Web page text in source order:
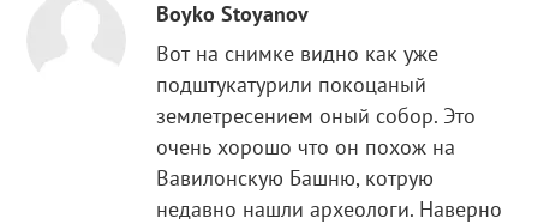
Boyko Stoyanov
Вот на снимке видно как уже
подштукатурили покоцаный
землетресением оный собор. Это
очень хорошо что он похож на
Вавилонскую Башню, котрую
недавно нашли археологи. Наверно